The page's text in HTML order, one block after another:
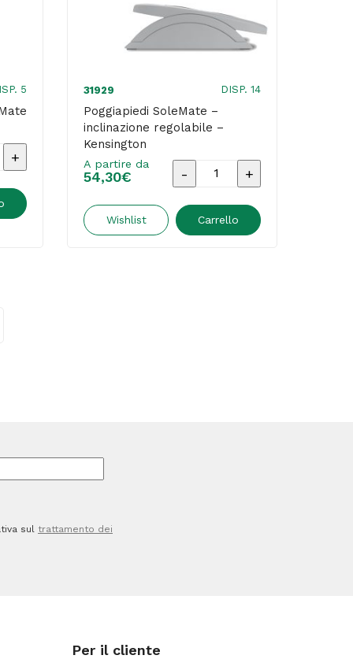
5 31929 DISP. 14
Poggiapiedi SoleMate –
inclinazione regolabile –
Kensington
A partire da
54,30€
Poggiapiedi
-
Wishlist Carrello
sul trattamento dei
Per il cliente